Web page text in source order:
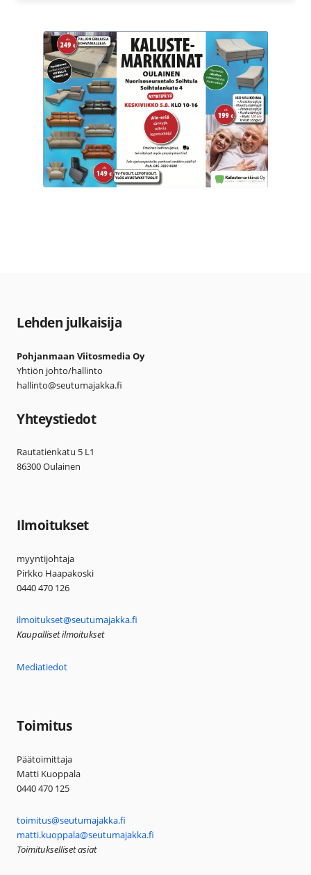
Lehden julkaisija
Pohjanmaan Viitosmedia Oy
Yhtiön johto/hallinto
hallinto@seutumajakka.fi
Yhteystiedot
Rautatienkatu 5 L1
86300 Oulainen
Ilmoitukset
myyntijohtaja
Pirkko Haapakoski
0440 470 126
ilmoitukset@seutumajakka.fi
Kaupalliset ilmoitukset
Mediatiedot
Toimitus
Päätoimittaja
Matti Kuoppala
0440 470 125
toimitus@seutumajakka.fi
matti.kuoppala@seutumajakka.fi
Toimitukselliset asiat